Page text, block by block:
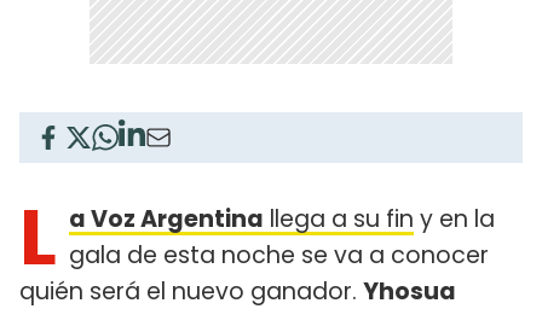
L a Voz Argentina llega a su fin y en la
gala de esta noche se va a conocer
quién será el nuevo ganador. Yhosua